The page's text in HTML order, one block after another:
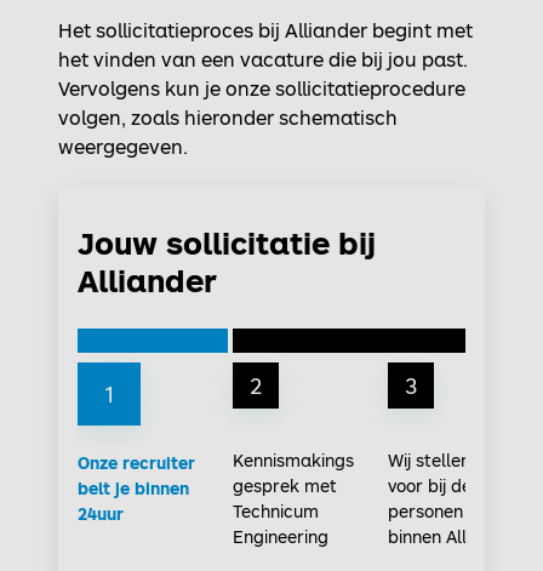
Het sollicitatieproces bij Alliander begint met
het vinden van een vacature die bij jou past.
Vervolgens kun je onze sollicitatieprocedure
volgen, zoals hieronder schematisch
weergegeven.
Jouw sollicitatie bij
Alliander
1
Onze recruiter
belt je binnen
24uur
2
Kennismakings
gesprek met
Technicum
Engineering
3
Wij stellen je
voor bij de juiste
personen
binnen Alliander